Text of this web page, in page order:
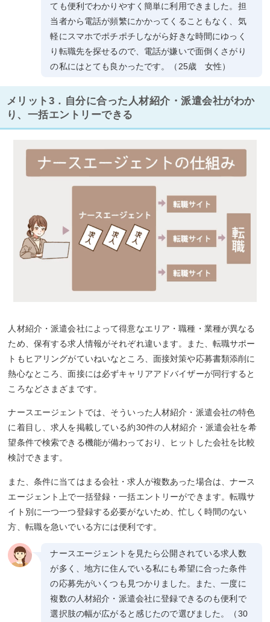
ても便利でわかりやすく簡単に利用できました。担
当者から電話が頻繁にかかってくることもなく、気
軽にスマホでポチポチしながら好きな時間にゆっく
り転職先を探せるので、電話が嫌いで面倒くさがり
の私にはとても良かったです。（25歳 女性）
メリット3．自分に合った人材紹介・派遣会社がわか
り、一括エントリーできる
人材紹介・派遣会社によって得意なエリア・職種・業種が異なる
ため、保有する求人情報がそれぞれ違います。また、転職サポー
トもヒアリングがていねいなところ、面接対策や応募書類添削に
熱心なところ、面接には必ずキャリアアドバイザーが同行すると
ころなどさまざまです。
ナースエージェントでは、そういった人材紹介・派遣会社の特色
に着目し、求人を掲載している約30件の人材紹介・派遣会社を希
望条件で検索できる機能が備わっており、ヒットした会社を比較
検討できます。
また、条件に当てはまる会社・求人が複数あった場合は、ナース
エージェント上で一括登録・一括エントリーができます。転職サ
イト別に一つ一つ登録する必要がないため、忙しく時間のない
方、転職を急いでいる方には便利です。
ナースエージェントを見たら公開されている求人数
が多く、地方に住んでいる私にも希望に合った条件
の応募先がいくつも見つかりました。また、一度に
複数の人材紹介・派遣会社に登録できるのも便利で
選択肢の幅が広がると感じたので選びました。（30